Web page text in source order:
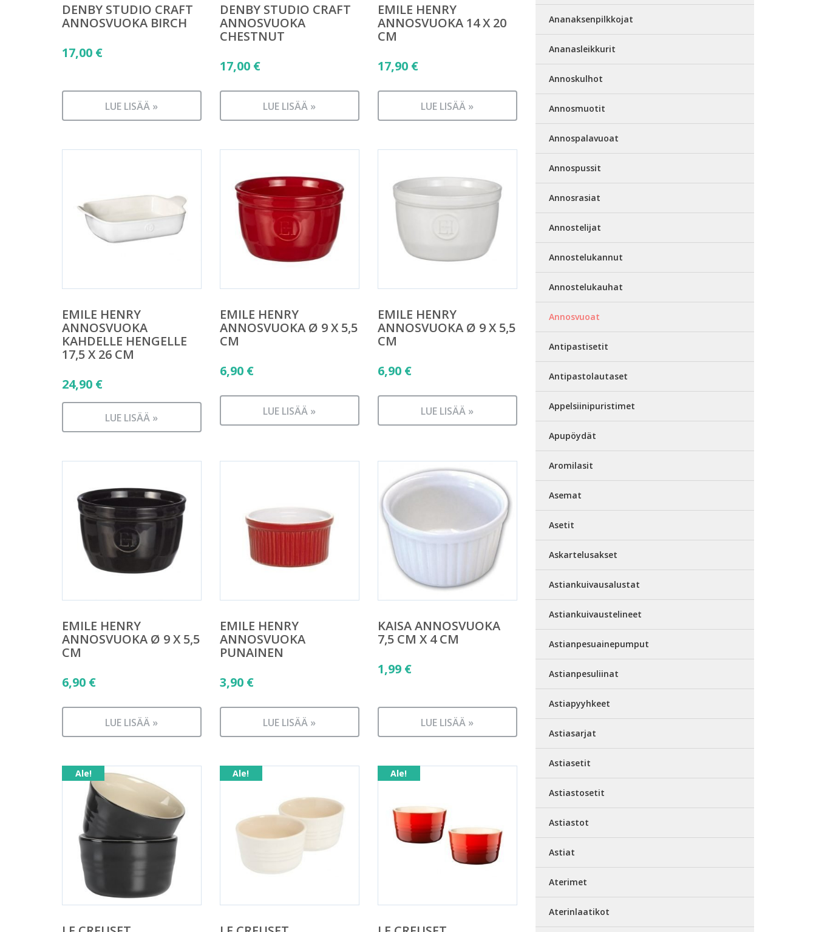
DENBY STUDIO CRAFT
ANNOSVUOKA BIRCH
17,00 €
LUE LISÄÄ »
DENBY STUDIO CRAFT
ANNOSVUOKA
CHESTNUT
17,00 €
LUE LISÄÄ »
EMILE HENRY
ANNOSVUOKA 14 X 20
CM
17,90 €
LUE LISÄÄ »
EMILE HENRY
ANNOSVUOKA
KAHDELLE HENGELLE
17,5 X 26 CM
24,90 €
LUE LISÄÄ »
EMILE HENRY
ANNOSVUOKA Ø 9 X 5,5
CM
6,90 €
LUE LISÄÄ »
EMILE HENRY
ANNOSVUOKA Ø 9 X 5,5
CM
6,90 €
LUE LISÄÄ »
EMILE HENRY
ANNOSVUOKA Ø 9 X 5,5
CM
6,90 €
LUE LISÄÄ »
EMILE HENRY
ANNOSVUOKA
PUNAINEN
3,90 €
LUE LISÄÄ »
KAISA ANNOSVUOKA
7,5 CM X 4 CM
1,99 €
LUE LISÄÄ »
Ale! Ale! Ale!
Ananaksenpilkkojat
Ananasleikkurit
Annoskulhot
Annosmuotit
Annospalavuoat
Annospussit
Annosrasiat
Annostelijat
Annostelukannut
Annostelukauhat
Annosvuoat
Antipastisetit
Antipastolautaset
Appelsiinipuristimet
Apupöydät
Aromilasit
Asemat
Asetit
Askartelusakset
Astiankuivausalustat
Astiankuivaustelineet
Astianpesuainepumput
Astianpesuliinat
Astiapyyhkeet
Astiasarjat
Astiasetit
Astiastosetit
Astiastot
Astiat
Aterimet
Aterinlaatikot